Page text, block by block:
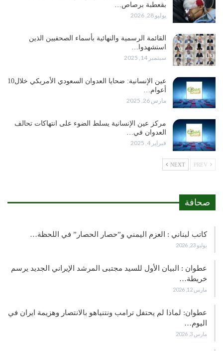
بقعطبة برصاص…
يوليو 28, 2026
القائمة الرسمية والنهائية بأسماء الصحفيين الذين
استشهدوا…
سبتمبر 14, 2025
عين الإنسانية: ضحايا العدوان السعودي الأمريكي خلال10
أعوام…
مارس 26, 2025
مركز عين الإنسانية يسلط الضوء على انتهاكات تحالف
العدوان في…
فبراير 4, 2025
NEXT
صحافة
كاتب لبناني : العزم اليمني و”حصار الحصار” في اللحظة…
يوليو 23, 2026
عطوان : البيان الأول للسيد مجتبى المرشد الإيراني الجديد يرسم
خريطة…
مارس 12, 2026
عطوان: لماذا لم يحتفل ترامب ونتنياهو بالانتصار وهزيمة ايران في
اليوم…
مارس 3, 2026